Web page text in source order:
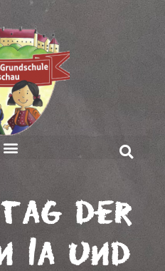
der
1a und